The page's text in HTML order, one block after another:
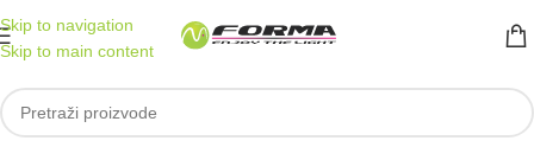
Skip to navigation
Skip to main content